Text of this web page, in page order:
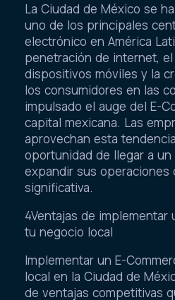
La Ciudad de México se
uno de los principales
electrónico en América
penetración de internet,
dispositivos móviles y la
los consumidores en las
impulsado el auge del E-
capital mexicana. Las
aprovechan esta
oportunidad de llegar a
expandir sus operaciones
significativa.
4Ventajas de implementar
tu negocio local
Implementar un E-
local en la Ciudad de
de ventajas competitivas